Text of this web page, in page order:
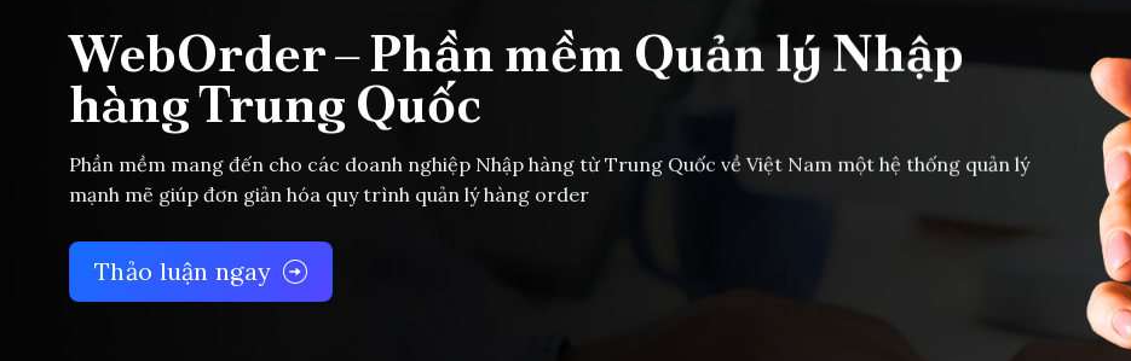
WebOrder – Phần mềm Quản lý Nhập
hàng Trung Quốc
Phần mềm mang đến cho các doanh nghiệp Nhập hàng từ Trung Quốc về Việt Nam một hệ thống quản lý
mạnh mẽ giúp đơn giản hóa quy trình quản lý hàng order
Thảo luận ngay